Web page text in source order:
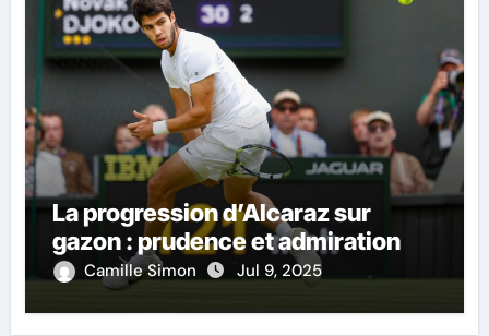
La progression d’Alcaraz sur
gazon : prudence et admiration
Camille Simon Jul 9, 2025